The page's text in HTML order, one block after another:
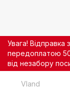
Увага! Відправка
передоплатою
від незабору
Vland